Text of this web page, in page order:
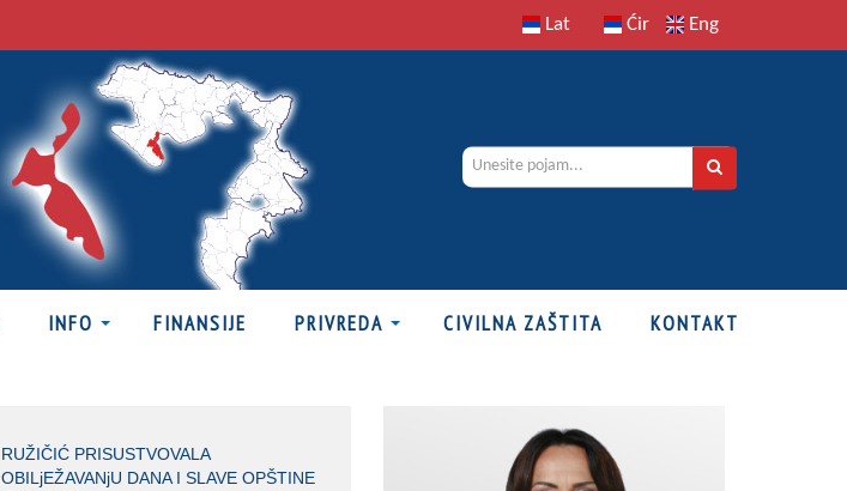
Lat Ćir Eng
INFO FINANSIJE PRIVREDA CIVILNA ZAŠTITA KONTAKT
RUŽIČIĆ PRISUSTVOVALA
OBILjEŽAVANjU DANA I SLAVE OPŠTINE